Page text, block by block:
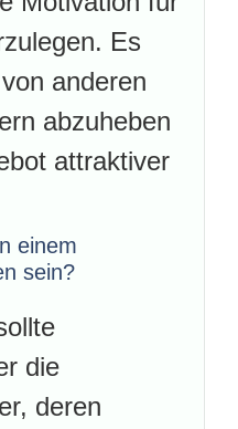
Es
anderen
abzuheben
attraktiver
einem
sein?
die
deren